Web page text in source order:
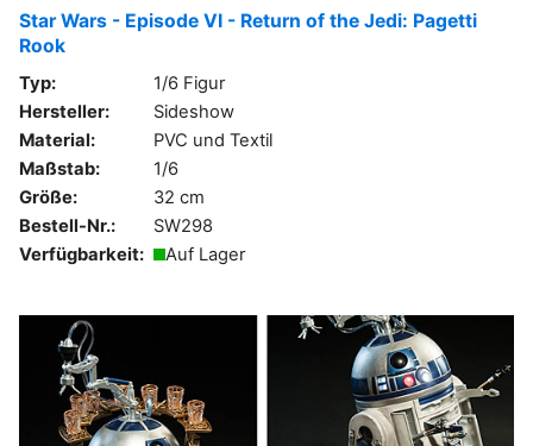
Star Wars - Episode VI - Return of the Jedi: Pagetti
Rook
Typ:
1/6 Figur
Hersteller:
Sideshow
Material:
PVC und Textil
Maßstab:
1/6
Größe:
32 cm
Bestell-Nr.:
SW298
Verfügbarkeit:
Auf Lager